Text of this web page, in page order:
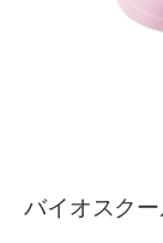
バイオスク